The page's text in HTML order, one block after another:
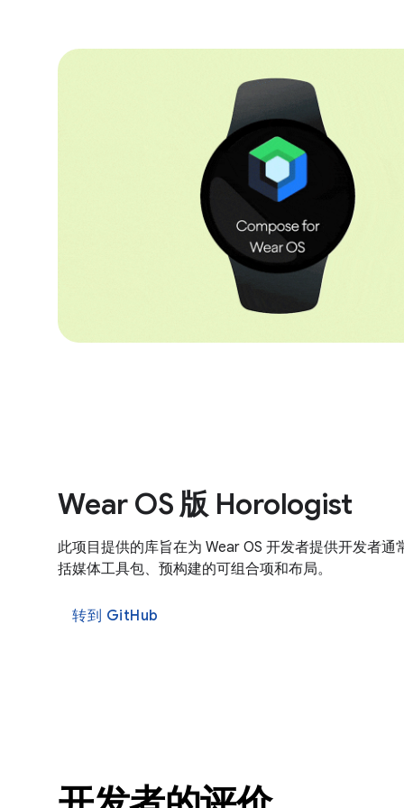
Wear OS 版 Horologist
此项目提供的库旨在为 Wear OS 开发者提供开发者
括媒体工具包、预构建的可组合项和布局。
转到 GitHub